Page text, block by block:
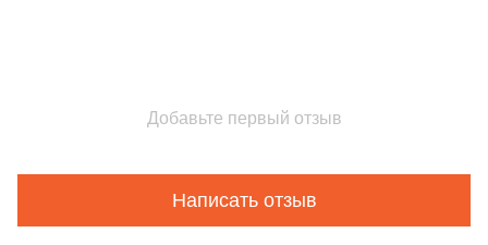
Добавьте первый отзыв
Написать отзыв